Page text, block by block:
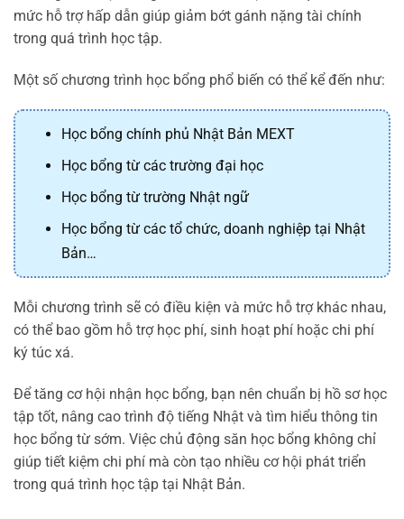
mức hỗ trợ hấp dẫn giúp giảm bớt gánh nặng tài chính
trong quá trình học tập.
Một số chương trình học bổng phổ biến có thể kể đến như:
Học bổng chính phủ Nhật Bản MEXT
Học bổng từ các trường đại học
Học bổng từ trường Nhật ngữ
Học bổng từ các tổ chức, doanh nghiệp tại Nhật
Bản…
Mỗi chương trình sẽ có điều kiện và mức hỗ trợ khác nhau,
có thể bao gồm hỗ trợ học phí, sinh hoạt phí hoặc chi phí
ký túc xá.
Để tăng cơ hội nhận học bổng, bạn nên chuẩn bị hồ sơ học
tập tốt, nâng cao trình độ tiếng Nhật và tìm hiểu thông tin
học bổng từ sớm. Việc chủ động săn học bổng không chỉ
giúp tiết kiệm chi phí mà còn tạo nhiều cơ hội phát triển
trong quá trình học tập tại Nhật Bản.